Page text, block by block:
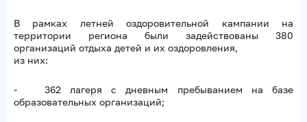
В рамках летней оздоровительной кампании на
территории региона были задействованы 380
организаций отдыха детей и их оздоровления,
из них:
- 362 лагеря с дневным пребыванием на базе
образовательных организаций;